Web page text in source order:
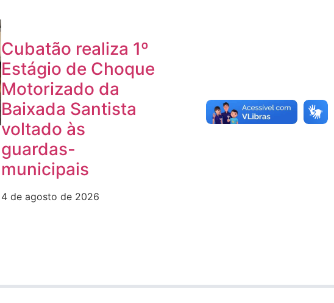
Cubatão realiza 1º
Estágio de Choque
Motorizado da
Baixada Santista
voltado às
guardas-
municipais
4 de agosto de 2026